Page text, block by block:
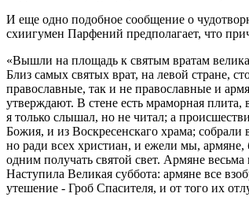
И еще одно подобное сообщение о
схиигумен Парфений предполагает, что
«Вышли на площадь к святым вратам
Близ самых святых врат, на левой стране,
православные, так и не православные и
утверждают. В стене есть мраморная
я только слышал, но не читал; а
Божия, и из Воскресенскаго храма;
но ради всех христиан, и ежели мы,
одним получать святой свет. Армяне
Наступила Великая суббота: армяне все
утешение - Гроб Спасителя, и от того их